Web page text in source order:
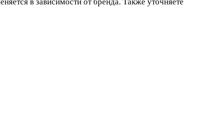
в зависимости от бренда. Также уточняете